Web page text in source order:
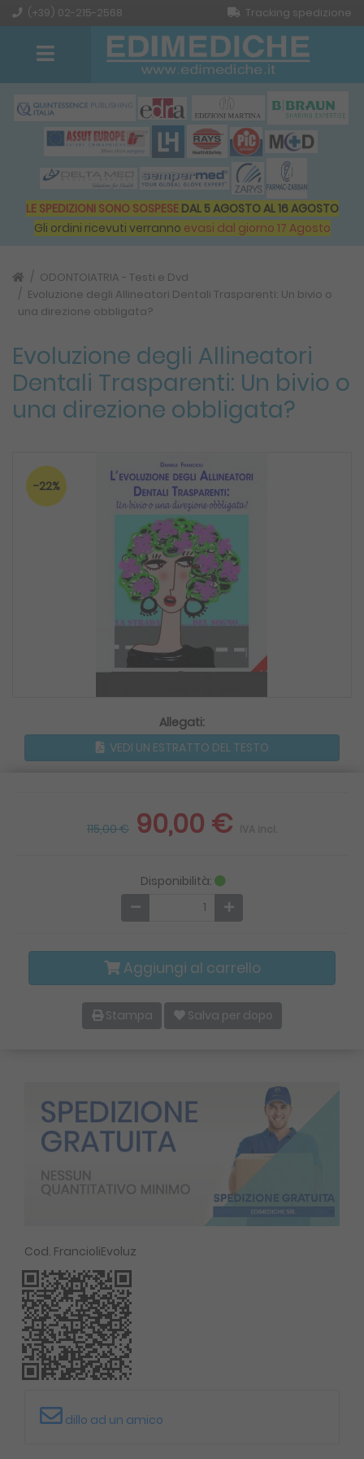
(+39) 02-215-2568 Tracking spedizione
LE SPEDIZIONI SONO SOSPESE DAL 5 AGOSTO AL 16 AGOSTO
Gli ordini ricevuti verranno evasi dal giorno 17 Agosto
ODONTOIATRIA - Testi e Dvd
Evoluzione degli Allineatori Dentali Trasparenti: Un bivio o
una direzione obbligata?
Evoluzione degli Allineatori
Dentali Trasparenti: Un bivio o
una direzione obbligata?
-22%
Allegati:
VEDI UN ESTRATTO DEL TESTO
Cod. FrancioliEvoluz
dillo ad un amico
115,00 € 90,00 €
Disponibilità:
Aggiungi al carrello
Stampa Salva per dopo